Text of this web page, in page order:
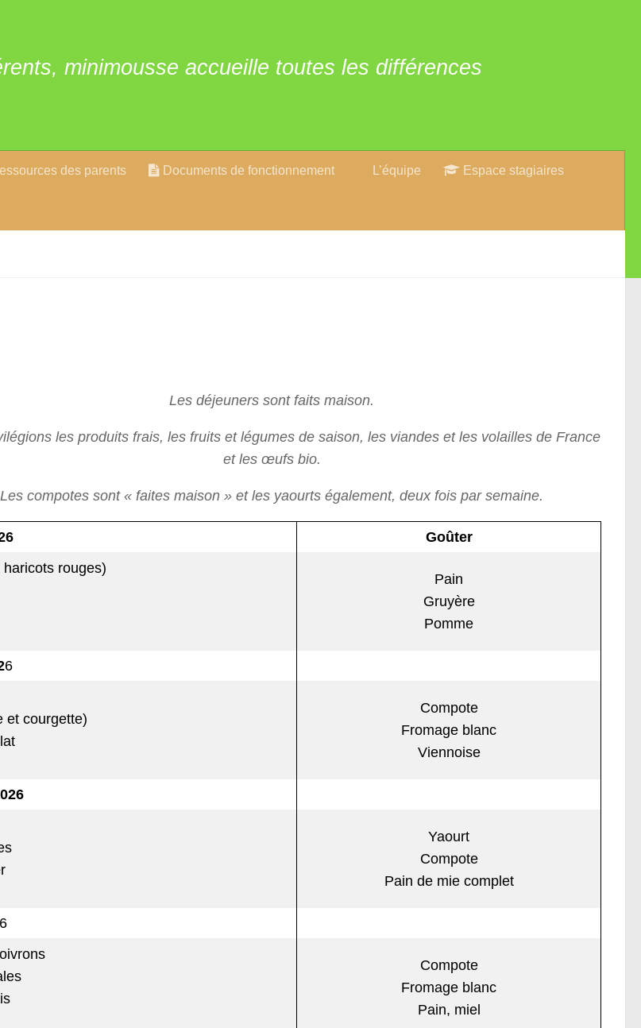
minimousse accueille toutes les différences
des parents Documents de fonctionnement L’équipe Espace stagiaires
Les déjeuners sont faits maison.
les produits frais, les fruits et légumes de saison, les viandes et les volailles de France
et les œufs bio.
Les compotes sont « faites maison » et les yaourts également, deux fois par semaine.
Goûter
rouges)
Pain
Gruyère
Pomme
6
et courgette)
Compote
Fromage blanc
Viennoise
Yaourt
Compote
Pain de mie complet
Compote
Fromage blanc
Pain, miel